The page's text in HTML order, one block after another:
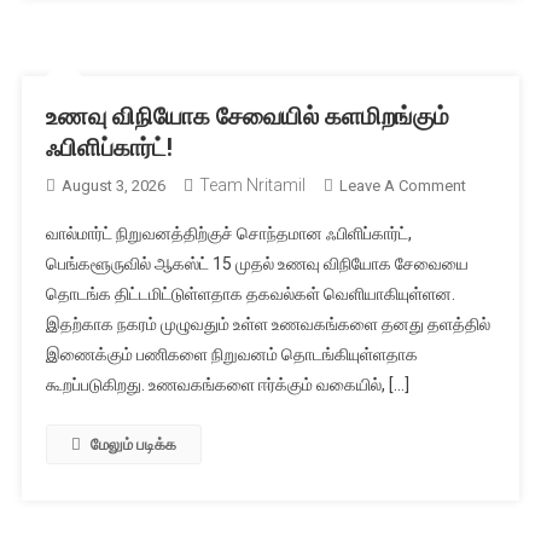
உணவு விநியோக சேவையில் களமிறங்கும்
ஃபிளிப்கார்ட்!
August 3, 2026 Team Nritamil Leave A CommentOn
சேவையில்
வால்மார்ட் நிறுவனத்திற்குச் சொந்தமான ஃபிளிப்கார்ட்,
பெங்களூருவில் ஆகஸ்ட் 15 முதல் உணவு விநியோக சேவையை
தொடங்க திட்டமிட்டுள்ளதாக தகவல்கள் வெளியாகியுள்ளன.
இதற்காக நகரம் முழுவதும் உள்ள உணவகங்களை தனது தளத்தில்
இணைக்கும் பணிகளை நிறுவனம் தொடங்கியுள்ளதாக
கூறப்படுகிறது. உணவகங்களை ஈர்க்கும் வகையில், […]
மேலும் படிக்க